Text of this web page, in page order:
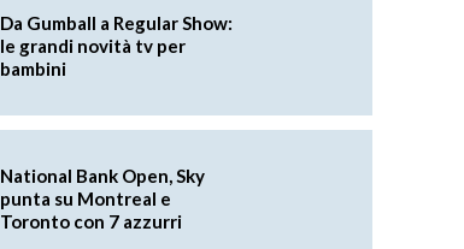
Da Gumball a Regular Show:
le grandi novità tv per
bambini
National Bank Open, Sky
punta su Montreal e
Toronto con 7 azzurri